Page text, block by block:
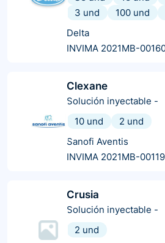
3 und
100 und
Delta
INVIMA 2021MB-
Clexane
Solución inyectable -
10 und
2 und
Sanofi Aventis
INVIMA 2021MB-
Crusia
Solución inyectable -
2 und